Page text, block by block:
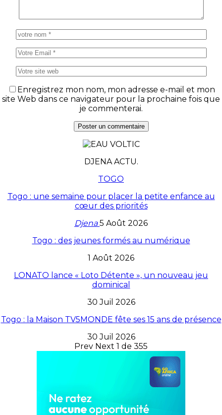
Enregistrez mon nom, mon adresse e-mail et mon
site Web dans ce navigateur pour la prochaine fois que
je commenterai.
DJENA ACTU.
TOGO
Togo : une semaine pour placer la petite enfance au
cœur des priorités
Djena5 Août 2026
Togo : des jeunes formés au numérique
1 Août 2026
LONATO lance « Loto Détente », un nouveau jeu
dominical
30 Juil 2026
Togo : la Maison TV5MONDE fête ses 15 ans de présence
30 Juil 2026
Prev Next 1 de 355